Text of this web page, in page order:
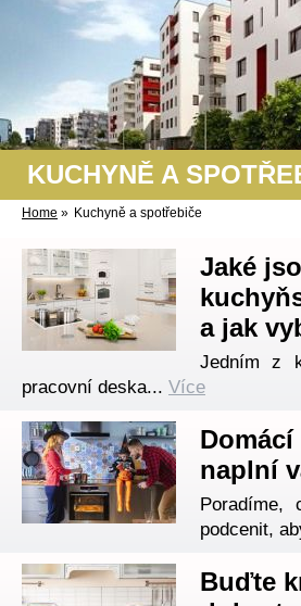
KUCHYNĚ A
Home » Kuchyně a spotřebiče
Jaké
a jak
Jedním z
pracovní deska... Více
naplní
Poradíme,
podcenit,
Buďte